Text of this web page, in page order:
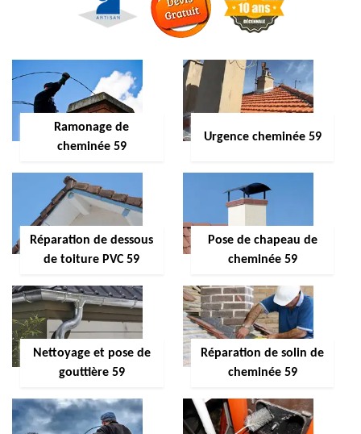
Ramonage de
cheminée 59
Urgence cheminée 59
Réparation de dessous
de toiture PVC 59
Pose de chapeau de
cheminée 59
Nettoyage et pose de
gouttière 59
Réparation de solin de
cheminée 59